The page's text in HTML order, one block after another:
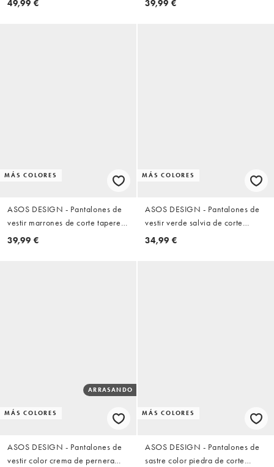
49,99 € 39,99 €
MÁS COLORES
ASOS DESIGN - Pantalones de
vestir marrones de corte tapered
con cinturilla elástica FlexMax™
39,99 €
MÁS COLORES
ASOS DESIGN - Pantalones de
vestir verde salvia de corte
tapered holgado con pinzas
34,99 €
MÁS COLORES
ARRASANDO
ASOS DESIGN - Pantalones de
vestir color crema de pernera
MÁS COLORES
ASOS DESIGN - Pantalones de
sastre color piedra de corte